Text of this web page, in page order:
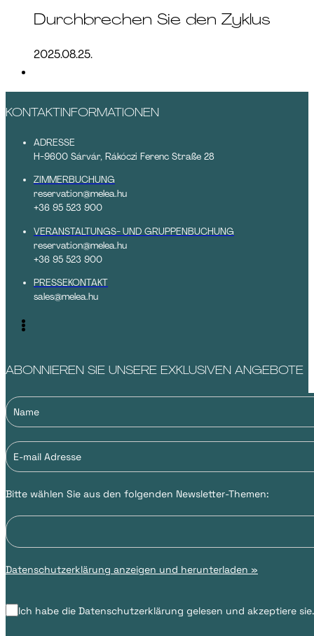
Durchbrechen Sie den Zyklus
2025.08.25.
KONTAKTINFORMATIONEN
ADRESSE
H-9600 Sárvár, Rákóczi Ferenc Straße 28
ZIMMERBUCHUNG
reservation@melea.hu
+36 95 523 900
VERANSTALTUNGS- UND GRUPPENBUCHUNG
reservation@melea.hu
+36 95 523 900
PRESSEKONTAKT
sales@melea.hu
ABONNIEREN SIE UNSERE EXKLUSIVEN ANGEBOTE
Bitte wählen Sie aus den folgenden Newsletter-Themen:
Datenschutzerklärung anzeigen und herunterladen »
Ich habe die Datenschutzerklärung gelesen und akzeptiere